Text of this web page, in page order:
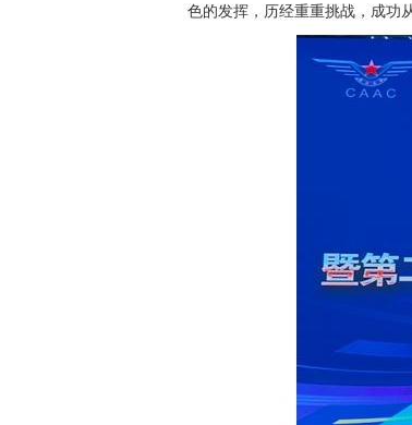
色的发挥，历经重重挑战，成功